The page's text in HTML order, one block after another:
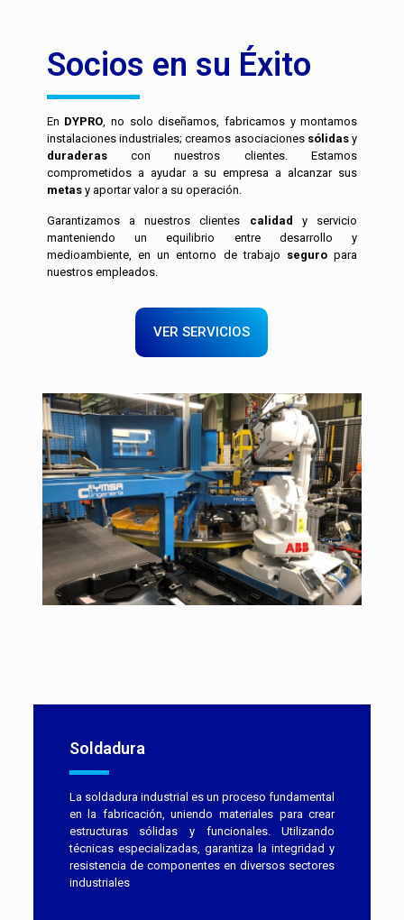
Socios en su Éxito
En DYPRO , no solo diseñamos, fabricamos y montamos
instalaciones industriales; creamos asociaciones sólidasy
duraderascon nuestros clientes. Estamos
comprometidos a ayudar a su empresa a alcanzar sus
metasy aportar valor a su operación.
Garantizamos a nuestros clientes calidad
y servicio
manteniendo un equilibrio entre desarrollo y
medioambiente, en un entorno de trabajo seguropara
nuestros empleados.
VER SERVICIOS
Soldadura
La soldadura industrial es un proceso fundamental
en la fabricación, uniendo materiales para crear
estructuras sólidas y funcionales. Utilizando
técnicas especializadas, garantiza la integridad y
resistencia de componentes en diversos sectores
industriales